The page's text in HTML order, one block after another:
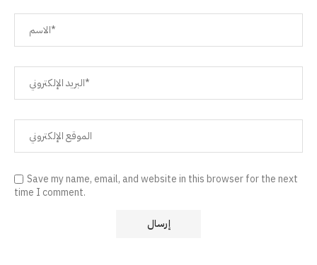
Save my name, email, and website in this browser for the next
time I comment.